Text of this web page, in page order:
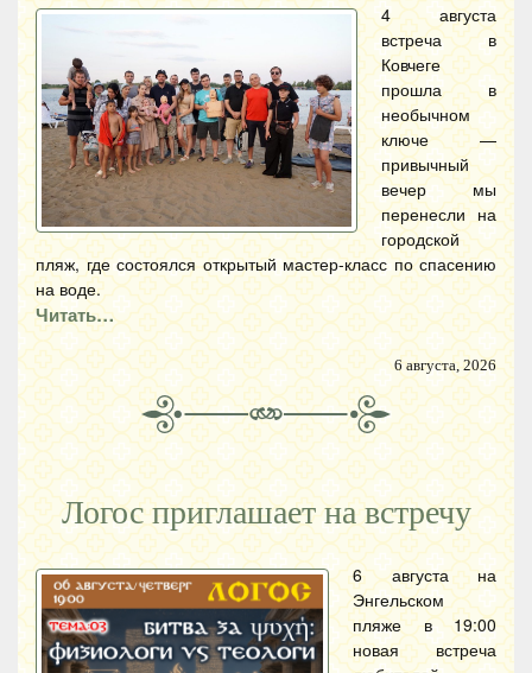
4 августа
встреча в
Ковчеге
прошла в
необычном
ключе —
привычный
вечер мы
перенесли на
городской
пляж, где состоялся открытый мастер-класс по спасению
на воде.
Читать…
6 августа, 2026
Логос приглашает на встречу
6 августа на
Энгельском
пляже в 19:00
новая встреча